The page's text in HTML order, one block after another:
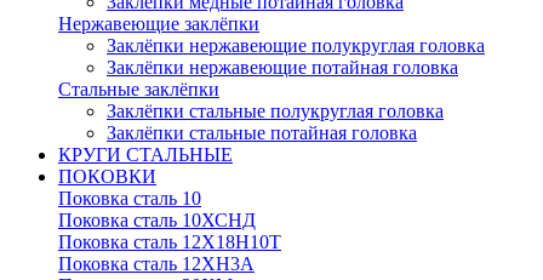
Нержавеющие заклёпки
Заклёпки нержавеющие полукруглая головка
Заклёпки нержавеющие потайная головка
Стальные заклёпки
Заклёпки стальные полукруглая головка
Заклёпки стальные потайная головка
КРУГИ СТАЛЬНЫЕ
ПОКОВКИ
Поковка сталь 10
Поковка сталь 10ХСНД
Поковка сталь 12Х18Н10Т
Поковка сталь 12ХН3А